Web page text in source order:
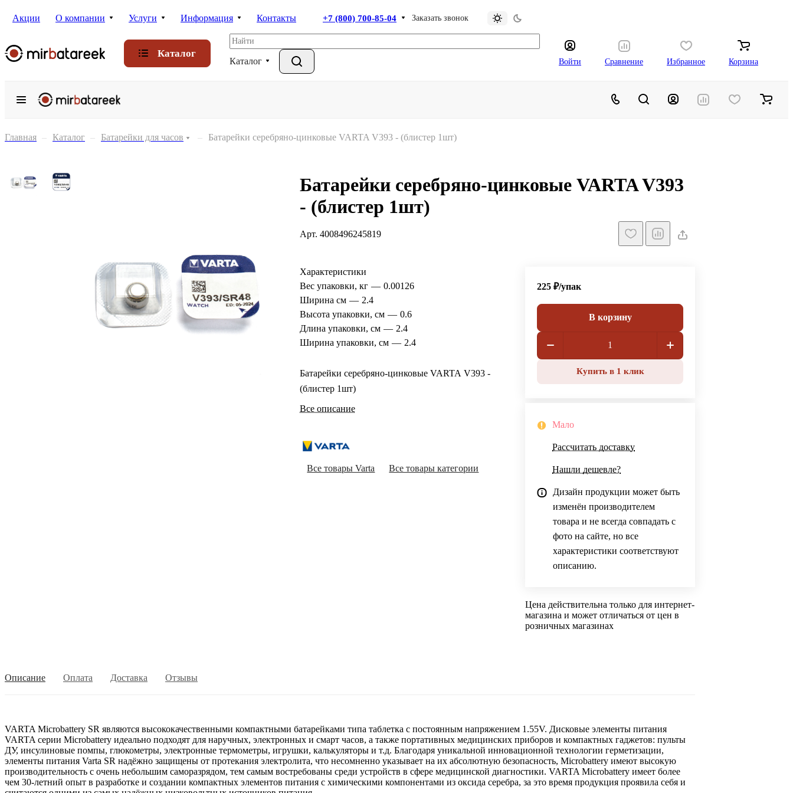
Акции О компании Услуги Информация Контакты +7 (800) 700-85-04 Заказать звонок
Каталог
Каталог Войти Сравнение Избранное Корзина
Главная – Каталог – Батарейки для часов – Батарейки серебряно-цинковые VARTA V393 - (блистер 1шт)
Батарейки серебряно-цинковые VARTA V393
- (блистер 1шт)
Арт.4008496245819
Характеристики
Вес упаковки, кг — 0.00126
Ширина см — 2.4
Высота упаковки, см — 0.6
Длина упаковки, см — 2.4
Ширина упаковки, см — 2.4
Батарейки серебряно-цинковые VARTA V393 -
(блистер 1шт)
Все описание
Все товары Varta Все товары категории
225 ₽/упак
В корзину
Купить в 1 клик
Мало
Рассчитать доставку
Нашли дешевле?
Дизайн продукции может быть
изменён производителем
товара и не всегда совпадать с
фото на сайте, но все
характеристики соответствуют
описанию.
Цена действительна только для интернет-
магазина и может отличаться от цен в
розничных магазинах
Описание Оплата Доставка Отзывы
VARTA Microbattery SR являются высококачественными компактными батарейками типа таблетка с постоянным напряжением 1.55V. Дисковые элементы питания
VARTA серии Microbattery идеально подходят для наручных, электронных и смарт часов, а также портативных медицинских приборов и компактных гаджетов: пульты
ДУ, инсулиновые помпы, глюкометры, электронные термометры, игрушки, калькуляторы и т.д. Благодаря уникальной инновационной технологии герметизации,
элементы питания Varta SR надёжно защищены от протекания электролита, что несомненно указывает на их абсолютную безопасность, Microbattery имеют высокую
производительность с очень небольшим саморазрядом, тем самым востребованы среди устройств в сфере медицинской диагностики. VARTA Microbattery имеет более
чем 30-летний опыт в разработке и создании компактных элементов питания с химическими компонентами из оксида серебра, за это время продукция проявила себя и